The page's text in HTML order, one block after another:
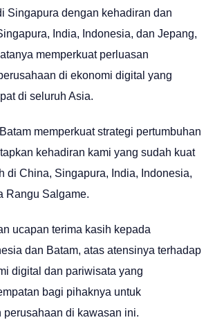
Singapura dengan kehadiran dan
India, Indonesia, dan Jepang,
memperkuat perluasan
di ekonomi digital yang
di seluruh Asia.
memperkuat strategi pertumbuhan
kehadiran kami yang sudah kuat
di China, Singapura, India, Indonesia,
Rangu Salgame.
ucapan terima kasih kepada
dan Batam, atas atensinya terhadap
digital dan pariwisata yang
bagi pihaknya untuk
perusahaan di kawasan ini.